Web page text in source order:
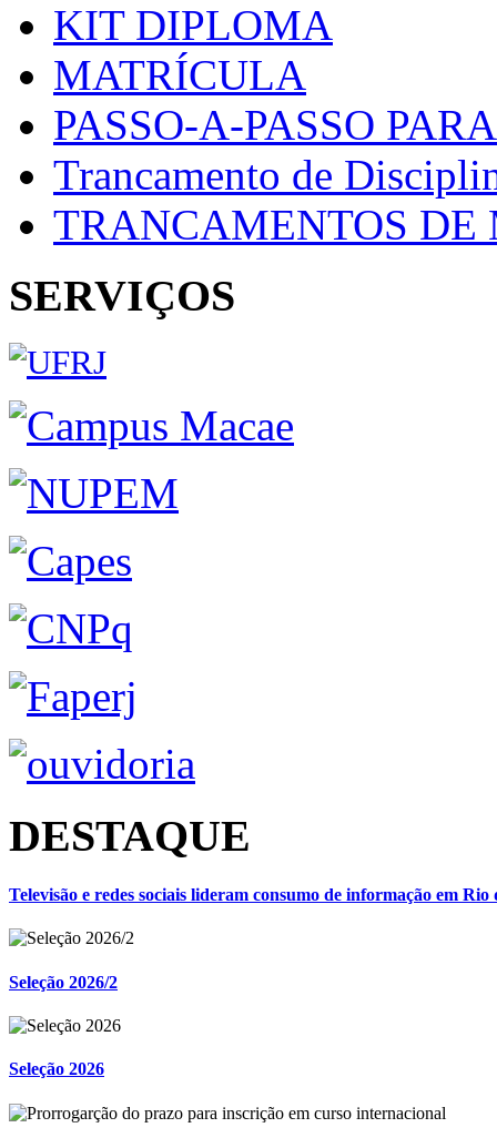
KIT DIPLOMA
MATRÍCULA
PASSO-A-PASSO
Trancamento de
TRANCAMENTOS
SERVIÇOS
DESTAQUE
Televisão e redes sociais lideram consumo de informação em Rio
Seleção 2026/2
Seleção 2026